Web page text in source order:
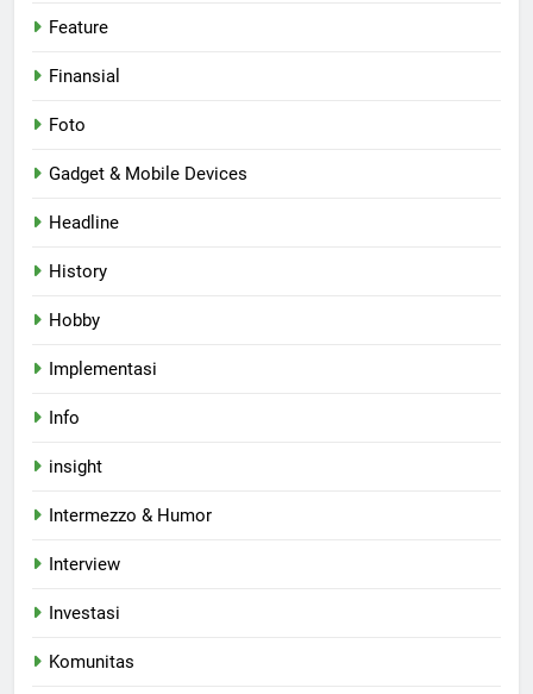
Feature
Finansial
Foto
Gadget & Mobile Devices
Headline
History
Hobby
Implementasi
Info
insight
Intermezzo & Humor
Interview
Investasi
Komunitas